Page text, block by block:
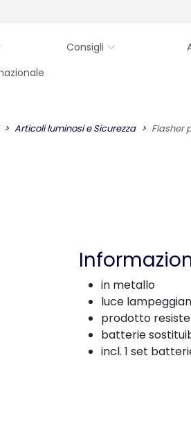
Consigli
Articoli luminosi e Sicurezza Flasher
in metallo
luce
prodotto
batterie
incl. 1 set